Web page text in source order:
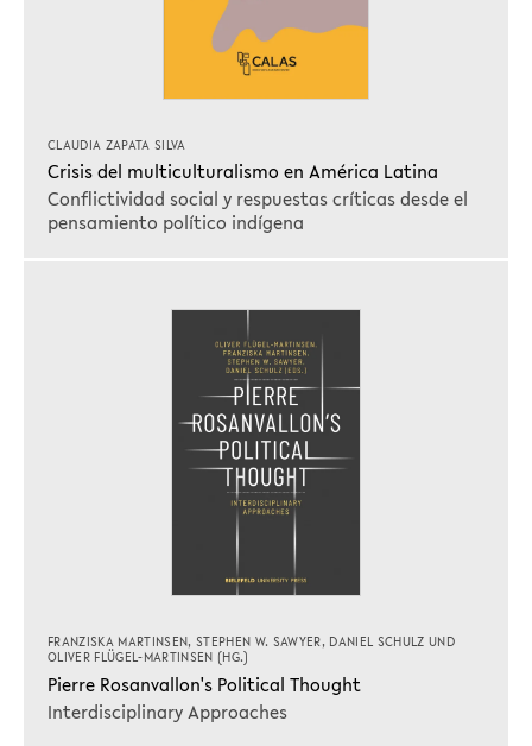
CLAUDIA ZAPATA SILVA
Crisis del multiculturalismo en América Latina
Conflictividad social y respuestas críticas desde el
pensamiento político indígena
FRANZISKA MARTINSEN, STEPHEN W. SAWYER, DANIEL SCHULZ UND
OLIVER FLÜGEL-MARTINSEN (HG.)
Pierre Rosanvallon's Political Thought
Interdisciplinary Approaches